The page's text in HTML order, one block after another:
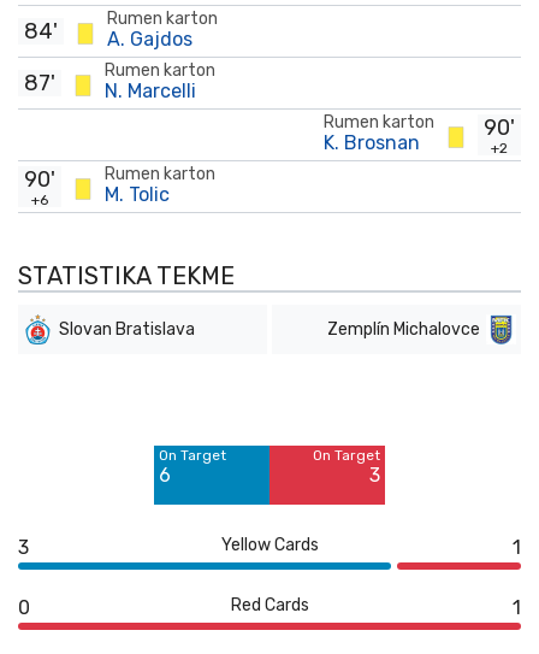
Rumen karton
A. Gajdos
84'
Rumen karton
N. Marcelli
87'
90'
+2
Rumen karton
K. Brosnan
Rumen karton
M. Tolic
90'
+6
STATISTIKA TEKME
Slovan Bratislava Zemplín Michalovce
On Target
6
On Target
3
3 Yellow Cards 1
0 Red Cards 1